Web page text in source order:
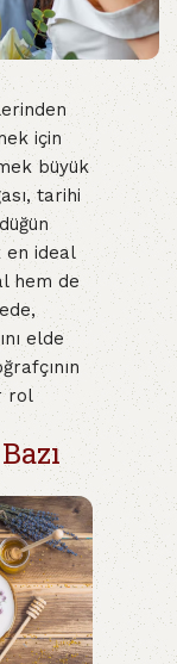
için
büyük
tarihi
en ideal
hem de
elde
rol